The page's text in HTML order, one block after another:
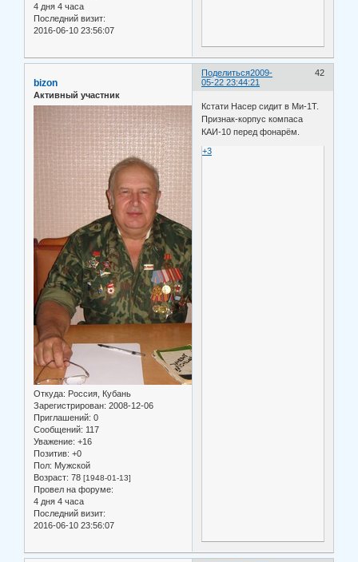
4 дня 4 часа
Последний визит:
2016-06-10 23:56:07
Поделиться 42
2009-
05-22 23:44:21
bizon
Активный участник
Откуда: Россия, Кубань
Зарегистрирован: 2008-12-06
Приглашений: 0
Сообщений: 117
Уважение: +16
Позитив: +0
Пол: Мужской
Возраст: 78 [1948-01-13]
Провел на форуме:
4 дня 4 часа
Последний визит:
2016-06-10 23:56:07
Кстати Насер сидит в Ми-1Т.
Признак-корпус компаса
КАИ-10 перед фонарём.
+3